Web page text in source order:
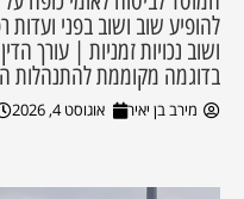
להופיע שוב ושוב בפני
ושוב נכויות זמניות | עורך
בדוגמה מקוממת להתנהלות
מירב בן יאיר אוגוסט 4, 2026